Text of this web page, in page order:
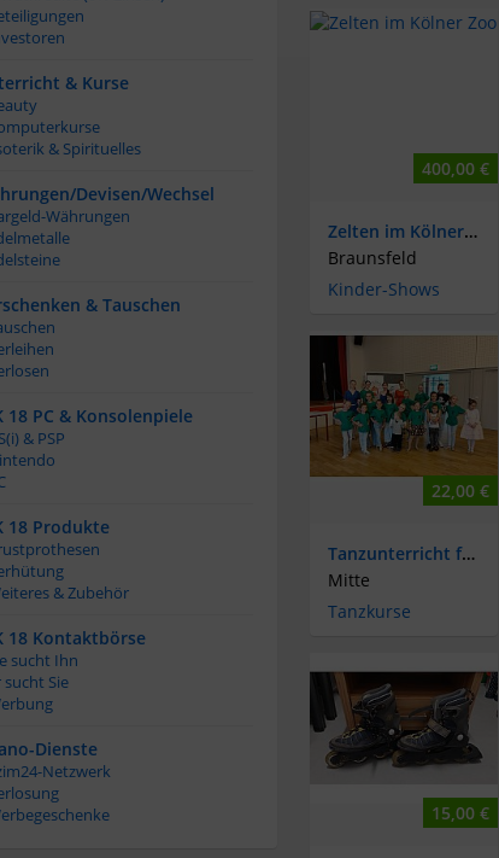
& Kurse
& Spirituelles
Devisen/Wechsel
Währungen
& Tauschen
18 PC & Konsolenpiele
& PSP
18 Produkte
& Zubehör
18 Kontaktbörse
sucht Ihn
sucht Sie
Dienste
Netzwerk
400,00 €
Zelten im Kölner Zoo
Braunsfeld
Kinder-Shows
22,00 €
Tanzunterricht für Kinder ab 4 Jahren
Mitte
Tanzkurse
15,00 €